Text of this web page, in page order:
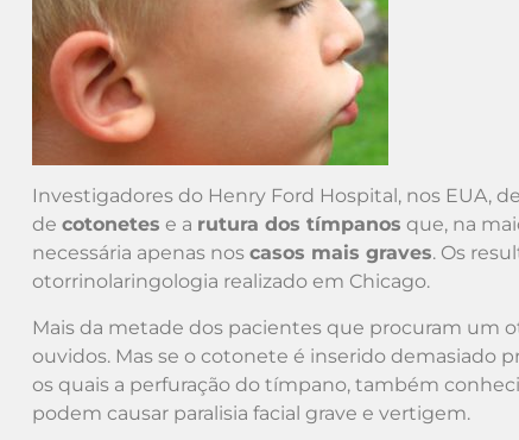
Investigadores do Henry Ford Hospital, nos EUA,
de cotonetes e a rutura dos tímpanos que, na
necessária apenas nos casos mais graves. Os
otorrinolaringologia realizado em Chicago.
Mais da metade dos pacientes que procuram um
ouvidos. Mas se o cotonete é inserido demasiado
os quais a perfuração do tímpano, também
podem causar paralisia facial grave e vertigem.